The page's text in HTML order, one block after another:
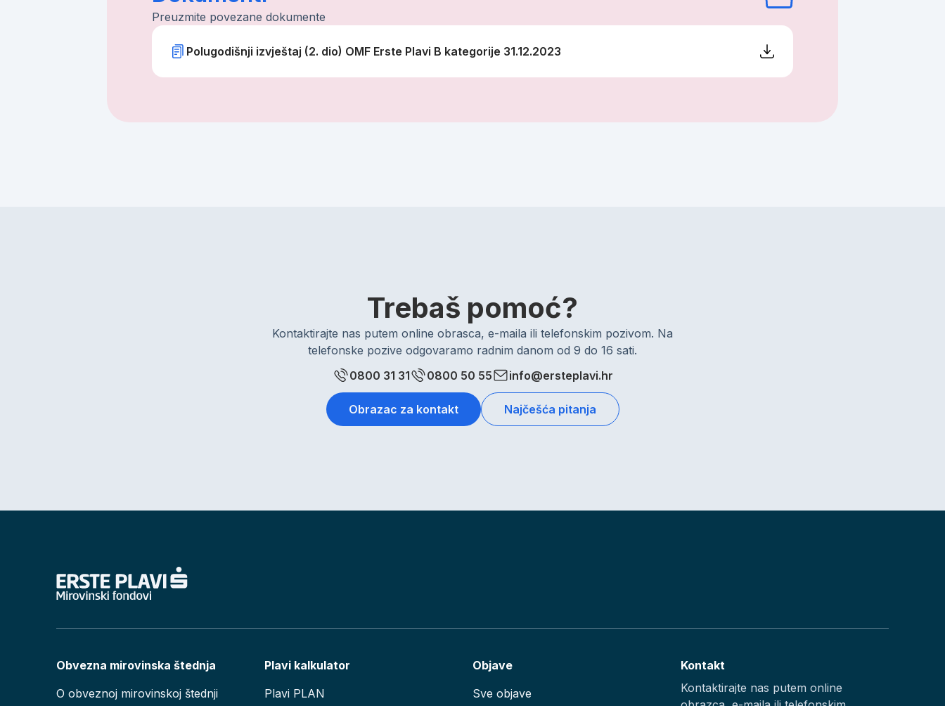
Preuzmite povezane dokumente
Polugodišnji izvještaj (2. dio) OMF Erste Plavi B kategorije 31.12.2023
Trebaš pomoć?
Kontaktirajte nas putem online obrasca, e-maila ili telefonskim pozivom. Na
telefonske pozive odgovaramo radnim danom od 9 do 16 sati.
0800 31 31
0800 50 55 info@ersteplavi.hr
Obrazac za kontakt Najčešća pitanja
Obvezna mirovinska štednja
O obveznoj mirovinskoj štednji
Plavi kalkulator
Plavi PLAN
Objave
Sve objave
Kontakt
Kontaktirajte nas putem online